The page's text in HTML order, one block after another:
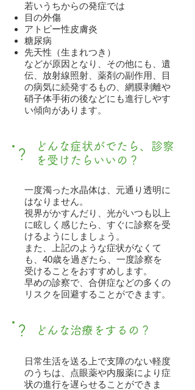
若いうちからの発症では
目の外傷
アトピー性皮膚炎
糖尿病
先天性（生まれつき）
などが原因となり、その他にも、遺
伝、放射線照射、薬剤の副作用、目
の病気に続発するもの、網膜剥離や
硝子体手術の後などにも進行しやす
い傾向があります。
？
どんな症状がでたら、診察
を受けたらいいの？
一度濁った水晶体は、元通り透明に
はなりません。
視界がかすんだり、光がいつも以上
に眩しく感じたら、すぐに診察を受
けるようにしましょう。
また、上記のような症状がなくて
も、40歳を過ぎたら、一度診察を
受けることをおすすめします。
早めの診察で、合併症などの多くの
リスクを回避することができます。
？ どんな治療をするの？
日常生活を送る上で支障のない軽度
のうちは、点眼薬や内服薬により症
状の進行を遅らせることができま